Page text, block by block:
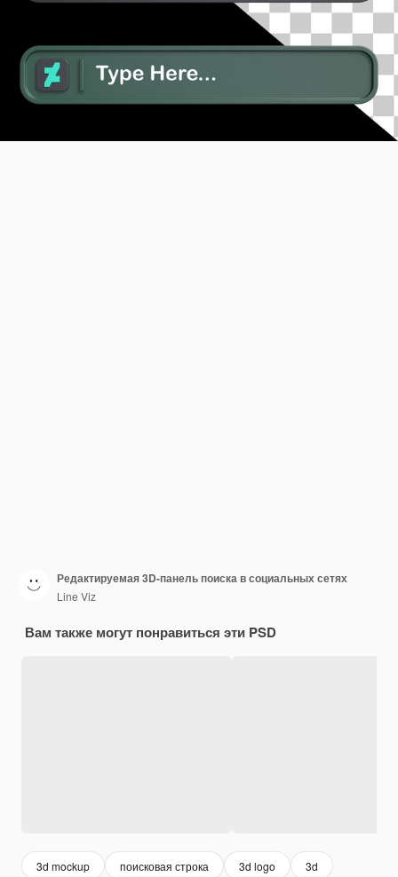
Редактируемая 3D-панель поиска в социальных сетях
Line Viz
Вам также могут понравиться эти PSD
3d mockup поисковая строка 3d logo 3d